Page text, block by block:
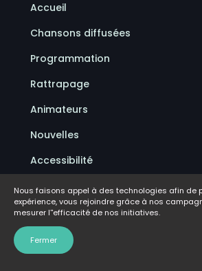
Accueil
Chansons diffusées
Programmation
Rattrapage
Animateurs
Nouvelles
Accessibilité
Politique de confidentialité
Conditions d'utilisation
FAQ
Nous faisons appel à des technologies afin de
expérience, vous rejoindre grâce à nos
mesurer l''efficacité de nos initiatives.
Fermer